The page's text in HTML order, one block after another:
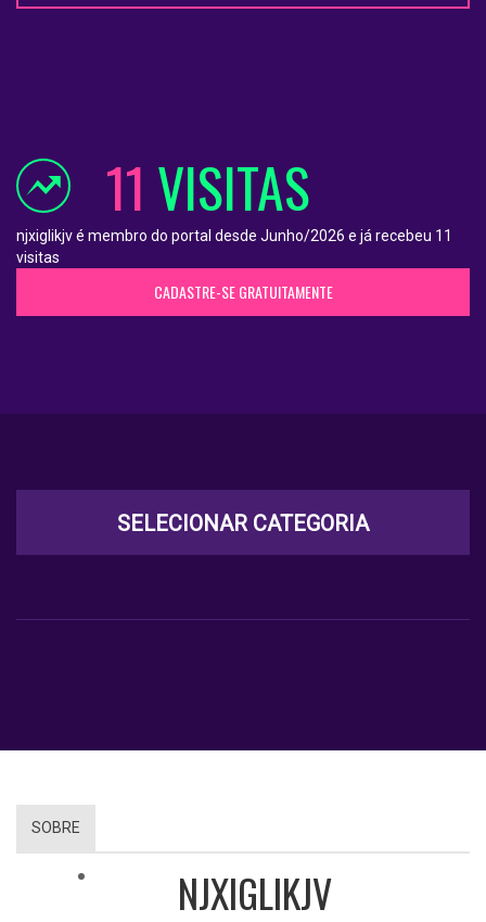
11 VISITAS
njxiglikjv é membro do portal desde Junho/2026 e já recebeu 11
visitas
CADASTRE-SE GRATUITAMENTE
SELECIONAR CATEGORIA
SOBRE
NJXIGLIKJV